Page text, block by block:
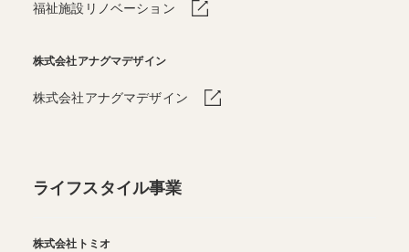
福祉施設リノベーション
株式会社アナグマデザイン
株式会社アナグマデザイン
ライフスタイル事業
株式会社トミオ